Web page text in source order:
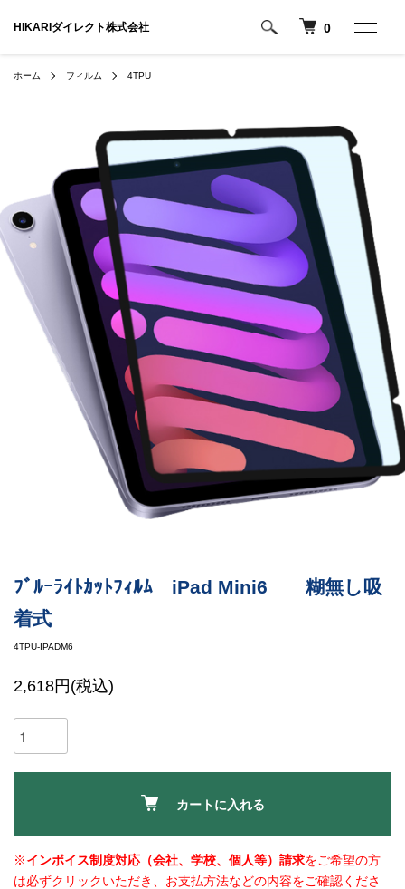
HIKARIダイレクト株式会社 0
ホーム フィルム 4TPU
ﾌﾞﾙｰﾗｲﾄｶｯﾄﾌｨﾙﾑ iPad Mini6 糊無し吸
着式
4TPU-IPADM6
2,618円(税込)
カートに入れる
※インボイス制度対応（会社、学校、個人等）請求をご希望の方
は必ずクリックいただき、お支払方法などの内容をご確認くださ